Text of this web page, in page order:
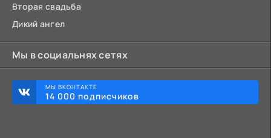
Вторая свадьба
Дикий ангел
Мы в социальнях сетях
МЫ ВКОНТАКТЕ
14 000 подписчиков